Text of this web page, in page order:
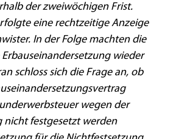
der zweiwöchigen Frist.
eine rechtzeitige Anzeige
In der Folge machten die
Erbauseinandersetzung wieder
schloss sich die Frage an, ob
wegen der
nicht festgesetzt werden